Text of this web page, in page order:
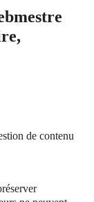
de contenu